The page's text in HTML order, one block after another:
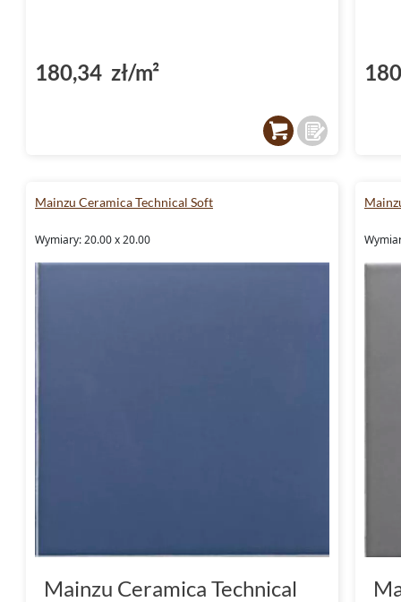
180,34 zł/m²
Mainzu Ceramica Technical Soft
Wymiary: 20.00 x 20.00
Mainzu Ceramica Technical